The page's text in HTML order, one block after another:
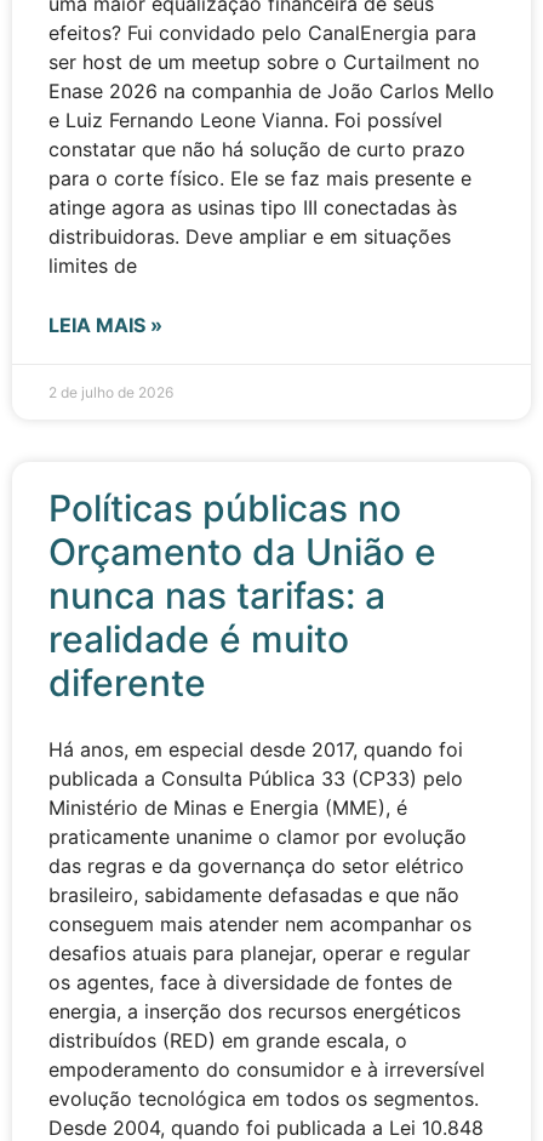
efeitos? Fui convidado pelo CanalEnergia para
ser host de um meetup sobre o Curtailment no
Enase 2026 na companhia de João Carlos Mello
e Luiz Fernando Leone Vianna. Foi possível
constatar que não há solução de curto prazo
para o corte físico. Ele se faz mais presente e
atinge agora as usinas tipo III conectadas às
distribuidoras. Deve ampliar e em situações
limites de
LEIA MAIS »
2 de julho de 2026
Políticas públicas no
Orçamento da União e
nunca nas tarifas: a
realidade é muito
diferente
Há anos, em especial desde 2017, quando foi
publicada a Consulta Pública 33 (CP33) pelo
Ministério de Minas e Energia (MME), é
praticamente unanime o clamor por evolução
das regras e da governança do setor elétrico
brasileiro, sabidamente defasadas e que não
conseguem mais atender nem acompanhar os
desafios atuais para planejar, operar e regular
os agentes, face à diversidade de fontes de
energia, a inserção dos recursos energéticos
distribuídos (RED) em grande escala, o
empoderamento do consumidor e à irreversível
evolução tecnológica em todos os segmentos.
Desde 2004, quando foi publicada a Lei 10.848